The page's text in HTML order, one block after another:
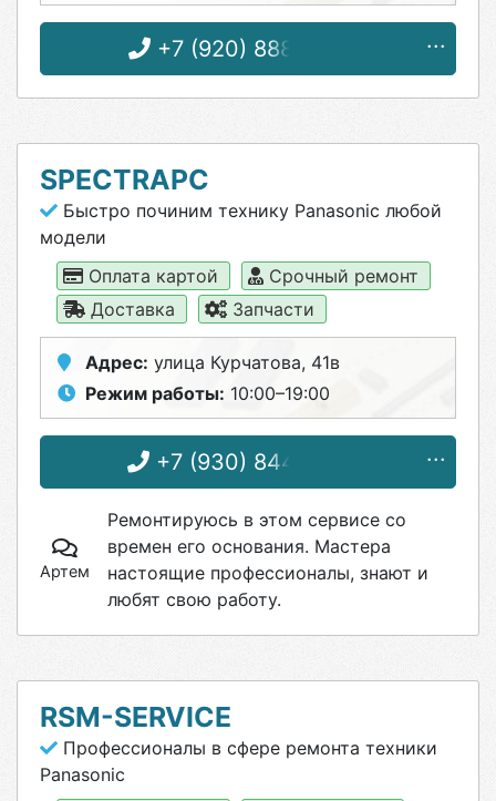
+7 (920) 888-32-82
SPECTRAPC
Быстро починим технику Panasonic любой
модели
Оплата картой
Срочный ремонт
Доставка
Запчасти
Адрес: улица Курчатова, 41в
Режим работы: 10:00–19:00
+7 (930) 844-44-10
Артем
Ремонтируюсь в этом сервисе со
времен его основания. Мастера
настоящие профессионалы, знают и
любят свою работу.
RSM-SERVICE
Профессионалы в сфере ремонта техники
Panasonic